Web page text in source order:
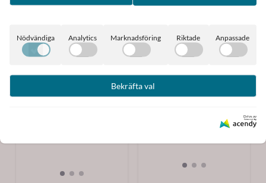
Nödvändiga Analytics Marknadsföring Riktade Anpassade
Bekräfta val
Drivs av